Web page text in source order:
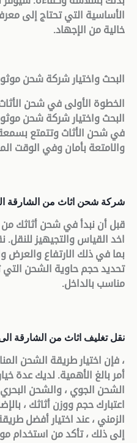
الأساسية التي تحتاج إلى
خالية من الإجهاد.
البحث واختيار شركة شحن
الخطوة الأولى في شحن
البحث واختيار شركة شحن
في شحن الأثاث وتتمتع
والامتعة بأمان وفي الوقت
شركة شحن اثاث من الشارقة
قبل أن نبدأ في شحن أثاثك من
اخد القياس والتجيهيز
بما في ذلك الارتفاع
تحديد حجم حاوية الشحن التي
مناسب بالداخل.
نقل تغليف اثاث من الشارقة
، فإن اختيار طريقة الشحن
أمر بالغ الأهمية. لديك عدة
الشحن الجوي ، والشحن
اعتبارك حجم ووزن أثاثك ،
الزمني ، عند اختيار أفضل
إلى ذلك ، تأكد من استخدام